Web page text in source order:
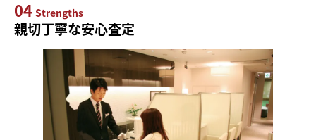
04 Strengths
親切丁寧な安心査定